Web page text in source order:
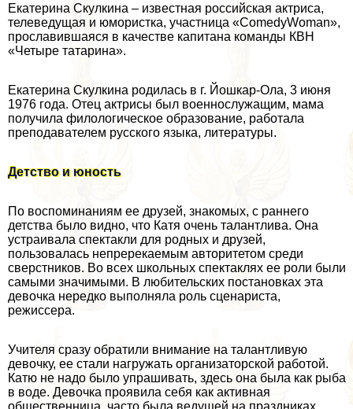
Екатерина Скулкина – известная российская актриса,
телеведущая и юмористка, участница «ComedyWoman»,
прославившаяся в качестве капитана комaнды КВН
«Четыре татарина».
Екатерина Скулкина родилась в г. Йошкар-Ола, 3 июня
1976 года. Отец актрисы был военнослужащим, мама
получила филологическое образование, работала
преподавателем русского языка, литературы.
Детство и юность
По воспоминаниям ее друзей, знакомых, с раннего
детства было видно, что Катя очень талантлива. Она
устраивала спектакли для родных и друзей,
пользовалась непререкаемым авторитетом среди
сверстников. Во всех школьных спектаклях ее роли были
самыми значимыми. В любительских постановках эта
дeвoчка нередко выполняла роль сценариста,
режиссера.
Учителя сразу обратили внимание на талантливую
дeвoчку, ее стали нагружать организаторской работой.
Катю не надо было упрашивать, здесь она была как рыба
в воде. Девочка проявила себя как активная
общественница, часто была ведущей на праздниках,